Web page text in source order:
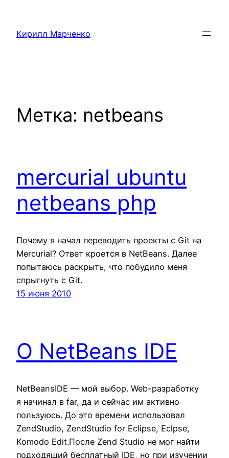
содержимому
Кирилл Марченко
Метка: netbeans
mercurial ubuntu
netbeans php
Почему я начал переводить проекты с Git на
Mercurial? Ответ кроется в NetBeans. Далее
попытаюсь раскрыть, что побудило меня
спрыгнуть с Git.
15 июня 2010
О NetBeans IDE
NetBeansIDE — мой выбор. Web-разработку
я начинал в far, да и сейчас им активно
пользуюсь. До это времени использовал
ZendStudio, ZendStudio for Eclipse, Eclpse,
Komodo Edit.После Zend Studio не мог найти
подходящий бесплатный IDE, но при изучении